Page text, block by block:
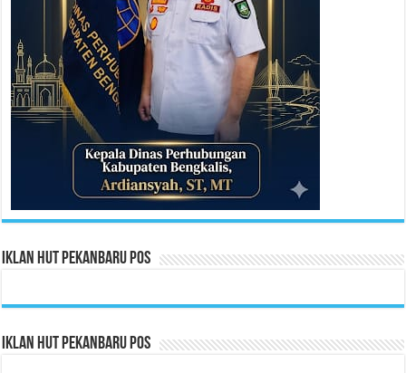
Iklan HUT Pekanbaru Pos
Iklan HUT Pekanbaru Pos